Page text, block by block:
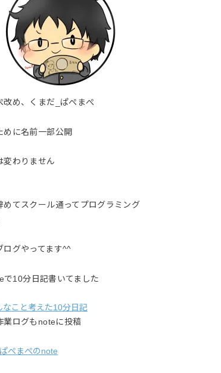
改め、くまだ_ぱぺまぺ
めに名前一部公開
変わりません
めてスクール通ってプログラミング
ログやってます^^
で10分日記書いてました
なこと考えた10分日記
業ログもnoteに投稿
ぺまぺのnote